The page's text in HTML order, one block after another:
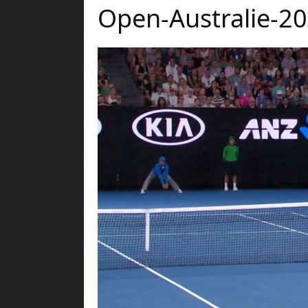
Open-Australie-